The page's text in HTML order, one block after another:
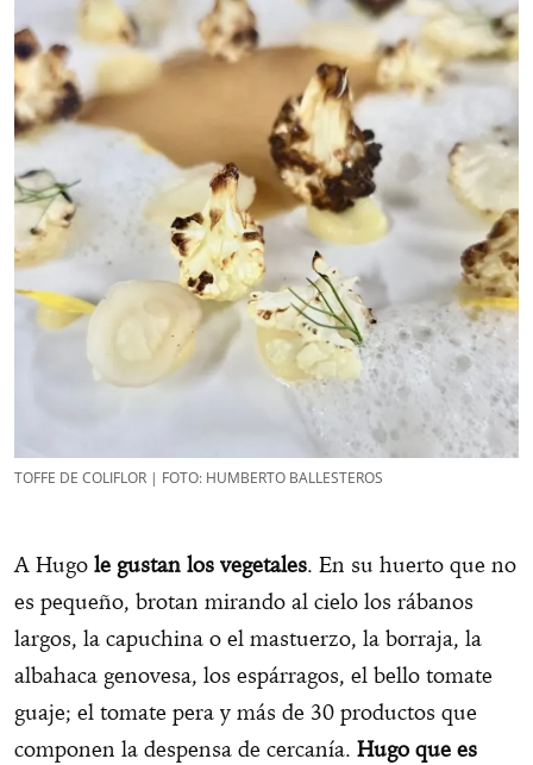
TOFFE DE COLIFLOR | FOTO: HUMBERTO BALLESTEROS
A Hugo le gustan los vegetales. En su huerto que no
es pequeño, brotan mirando al cielo los rábanos
largos, la capuchina o el mastuerzo, la borraja, la
albahaca genovesa, los espárragos, el bello tomate
guaje; el tomate pera y más de 30 productos que
componen la despensa de cercanía. Hugo que es